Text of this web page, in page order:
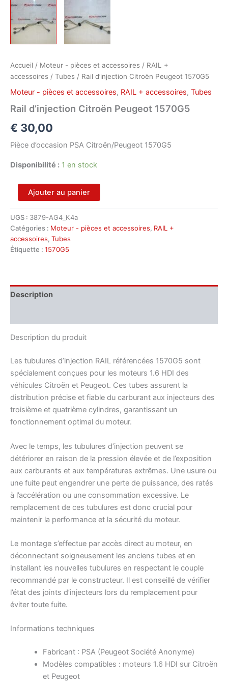
Accueil / Moteur - pièces et accessoires / RAIL +
accessoires / Tubes / Rail d’injection Citroën Peugeot 1570G5
Moteur - pièces et accessoires, RAIL + accessoires, Tubes
Rail d’injection Citroën Peugeot 1570G5
€ 30,00
Pièce d’occasion PSA Citroën/Peugeot 1570G5
Disponibilité : 1 en stock
quantité
de
Rail
d'injection
Citroën
Peugeot
1570G5
Ajouter au panier
UGS : 3879-AG4_K4a
Catégories : Moteur - pièces et accessoires, RAIL +
accessoires, Tubes
Étiquette : 1570G5
Description
Description du produit
Les tubulures d’injection RAIL référencées 1570G5 sont
spécialement conçues pour les moteurs 1.6 HDI des
véhicules Citroën et Peugeot. Ces tubes assurent la
distribution précise et fiable du carburant aux injecteurs des
troisième et quatrième cylindres, garantissant un
fonctionnement optimal du moteur.
Avec le temps, les tubulures d’injection peuvent se
détériorer en raison de la pression élevée et de l’exposition
aux carburants et aux températures extrêmes. Une usure ou
une fuite peut engendrer une perte de puissance, des ratés
à l’accélération ou une consommation excessive. Le
remplacement de ces tubulures est donc crucial pour
maintenir la performance et la sécurité du moteur.
Le montage s’effectue par accès direct au moteur, en
déconnectant soigneusement les anciens tubes et en
installant les nouvelles tubulures en respectant le couple
recommandé par le constructeur. Il est conseillé de vérifier
l’état des joints d’injecteurs lors du remplacement pour
éviter toute fuite.
Informations techniques
Fabricant : PSA (Peugeot Société Anonyme)
Modèles compatibles : moteurs 1.6 HDI sur Citroën
et Peugeot